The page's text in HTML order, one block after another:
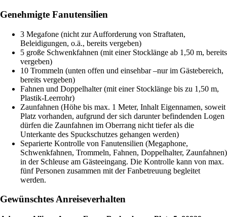
Genehmigte Fanutensilien
3 Megafone (nicht zur Aufforderung von Straftaten,
Beleidigungen, o.ä., bereits vergeben)
5 große Schwenkfahnen (mit einer Stocklänge ab 1,50 m, bereits
vergeben)
10 Trommeln (unten offen und einsehbar –nur im Gästebereich,
bereits vergeben)
Fahnen und Doppelhalter (mit einer Stocklänge bis zu 1,50 m,
Plastik-Leerrohr)
Zaunfahnen (Höhe bis max. 1 Meter, Inhalt Eigennamen, soweit
Platz vorhanden, aufgrund der sich darunter befindenden Logen
dürfen die Zaunfahnen im Oberrang nicht tiefer als die
Unterkante des Spuckschutzes gehangen werden)
Separierte Kontrolle von Fanutensilien (Megaphone,
Schwenkfahnen, Trommeln, Fahnen, Doppelhalter, Zaunfahnen)
in der Schleuse am Gästeeingang. Die Kontrolle kann von max.
fünf Personen zusammen mit der Fanbetreuung begleitet
werden.
Gewünschtes Anreiseverhalten